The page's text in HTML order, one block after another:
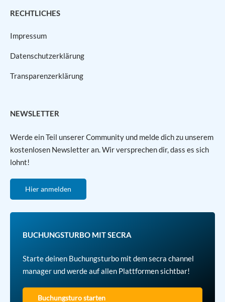
RECHTLICHES
Impressum
Datenschutzerklärung
Transparenzerklärung
NEWSLETTER
Werde ein Teil unserer Community und melde dich zu unserem
kostenlosen Newsletter an. Wir versprechen dir, dass es sich
lohnt!
Hier anmelden
BUCHUNGSTURBO MIT SECRA
Starte deinen Buchungsturbo mit dem secra channel
manager und werde auf allen Plattformen sichtbar!
Buchungsturo starten